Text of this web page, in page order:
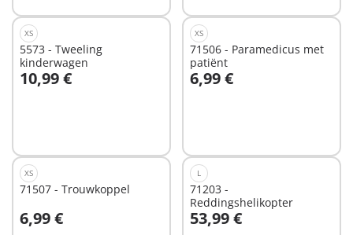
XS
5573 - Tweeling
kinderwagen
10,99 €
In winkelwagen
XS
71506 - Paramedicus met
patiënt
6,99 €
In winkelwagen
XS
71507 - Trouwkoppel
6,99 €
In winkelwagen
L
71203 -
Reddingshelikopter
53,99 €
In winkelwagen